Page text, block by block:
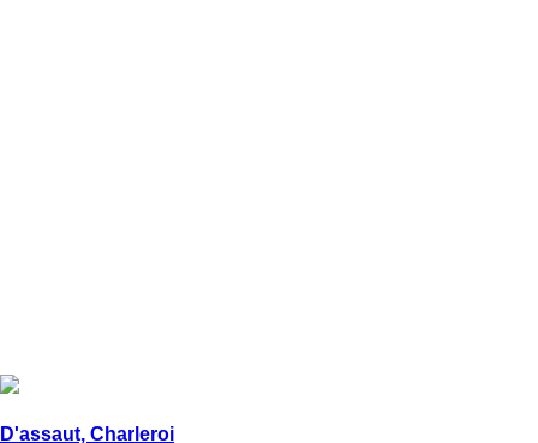
D'assaut, Charleroi